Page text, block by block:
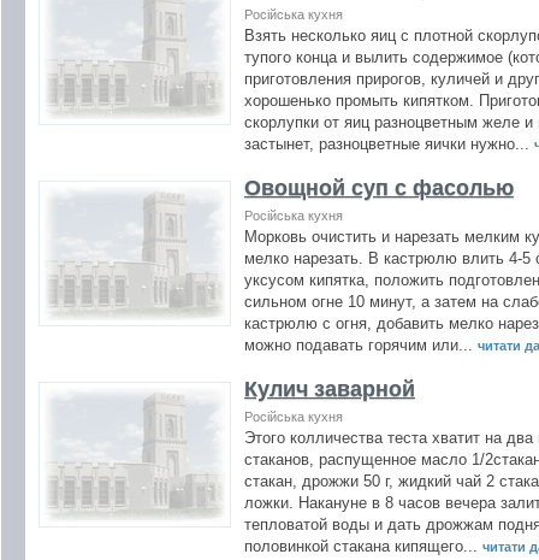
Російська кухня
Взять несколько яиц с плотной
тупого конца и вылить содержимое
приготовления прирогов, куличей и
хорошенько промыть кипятком.
скорлупки от яиц разноцветным желе
застынет, разноцветные яички нужно...
Овощной суп с фасолью
Російська кухня
Морковь очистить и нарезать мелким
мелко нарезать. В кастрюлю влить 4-5
уксусом кипятка, положить
сильном огне 10 минут, а затем на
кастрюлю с огня, добавить мелко
можно подавать горячим или...
читати
Кулич заварной
Російська кухня
Этого колличества теста хватит на
стаканов, распущенное масло 1/
стакан, дрожжи 50 г, жидкий чай 2
ложки. Накануне в 8 часов вечера
тепловатой воды и дать дрожжам
половинкой стакана кипящего...
читати